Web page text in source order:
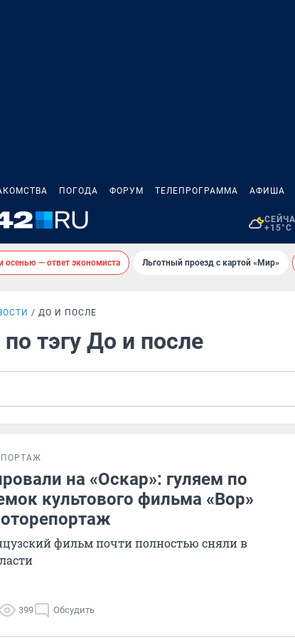
ПОГОДА ФОРУМ ТЕЛЕПРОГРАММА АФИША
+15°C
осенью — ответ экономиста Льготный проезд с картой «Мир»
ДО И ПОСЛЕ
тэгу До и после
на «Оскар»: гуляем по
культового фильма «Вор»
фильм почти полностью сняли в
399 Обсудить